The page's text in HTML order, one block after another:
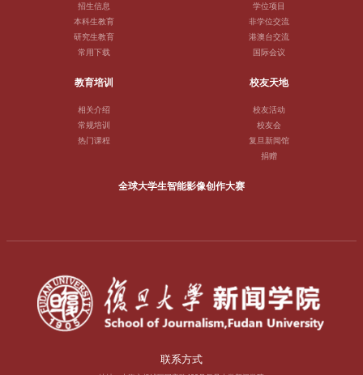
招生信息
本科生教育
研究生教育
常用下载
学位项目
非学位交流
港澳台交流
国际会议
教育培训
相关介绍
常规培训
热门课程
校友天地
校友活动
校友会
复旦新闻馆
捐赠
全球大学生智能影像创作大赛
联系方式